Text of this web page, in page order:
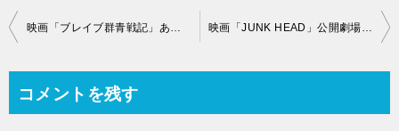
投
ビ
コメントを残す